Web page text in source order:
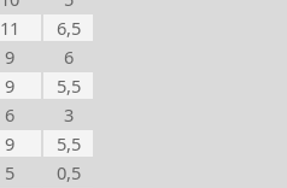
11
6,5
9
6
9
5,5
6
3
9
5,5
5
0,5